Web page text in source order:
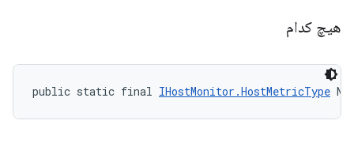
هیچ کدام
public static final IHostMonitor.HostMetricType